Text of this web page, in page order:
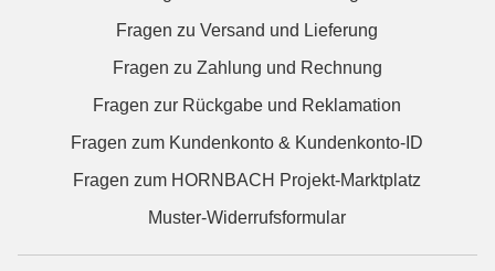
Fragen zu Versand und Lieferung
Fragen zu Zahlung und Rechnung
Fragen zur Rückgabe und Reklamation
Fragen zum Kundenkonto & Kundenkonto-ID
Fragen zum HORNBACH Projekt-Marktplatz
Muster-Widerrufsformular